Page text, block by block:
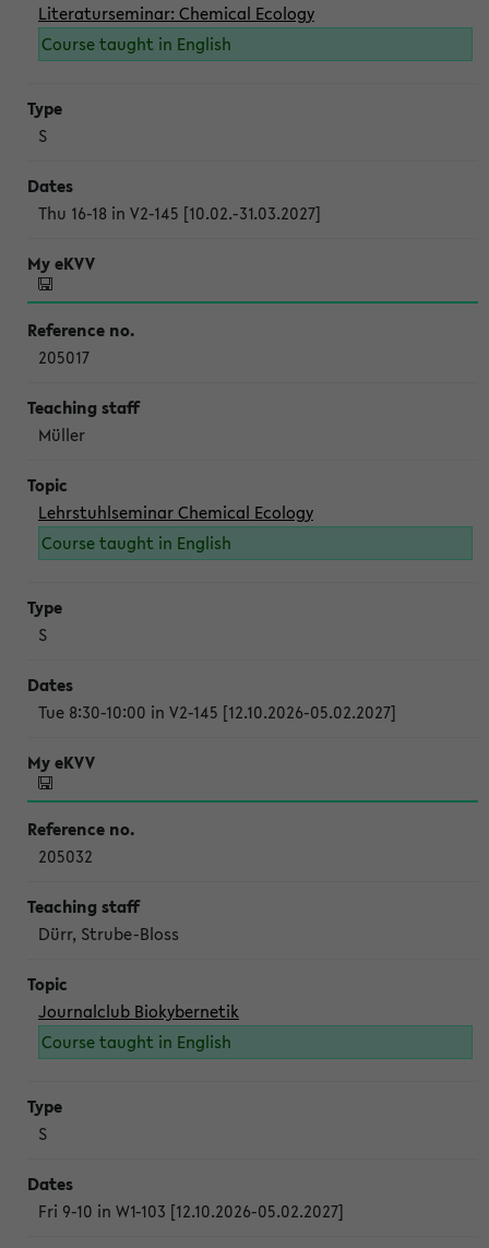
Literaturseminar: Chemical Ecology
Course taught in English
S
Thu 16-18 in V2-145 [10.02.-31.03.2027]
205017
Müller
Lehrstuhlseminar Chemical Ecology
Course taught in English
S
Tue 8:30-10:00 in V2-145 [12.10.2026-05.02.2027]
205032
Dürr, Strube-Bloss
Journalclub Biokybernetik
Course taught in English
S
Fri 9-10 in W1-103 [12.10.2026-05.02.2027]